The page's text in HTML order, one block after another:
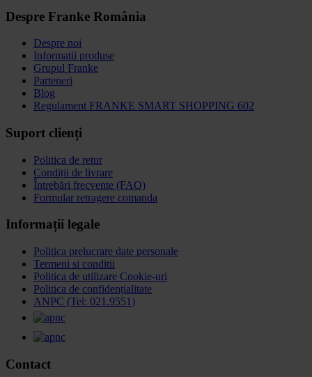
Despre Franke România
Despre noi
Informatii produse
Grupul Franke
Parteneri
Blog
Regulament FRANKE SMART SHOPPING 602
Suport clienți
Politica de retur
Condiții de livrare
Întrebări frecvente (FAQ)
Formular retragere comanda
Informații legale
Politica prelucrare date personale
Termeni si conditii
Politica de utilizare Cookie-uri
Politica de confidențialitate
ANPC (Tel: 021.9551)
Contact